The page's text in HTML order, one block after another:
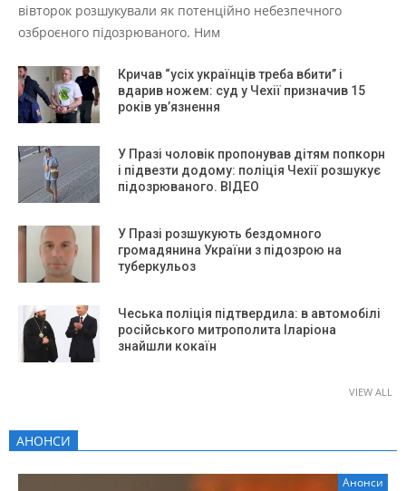
вівторок розшукували як потенційно небезпечного
озброєного підозрюваного. Ним
Кричав “усіх українців треба вбити” і
вдарив ножем: суд у Чехії призначив 15
років ув’язнення
У Празі чоловік пропонував дітям попкорн
і підвезти додому: поліція Чехії розшукує
підозрюваного. ВІДЕО
У Празі розшукують бездомного
громадянина України з підозрою на
туберкульоз
Чеська поліція підтвердила: в автомобілі
російського митрополита Іларіона
знайшли кокаїн
VIEW ALL
АНОНСИ
Анонси